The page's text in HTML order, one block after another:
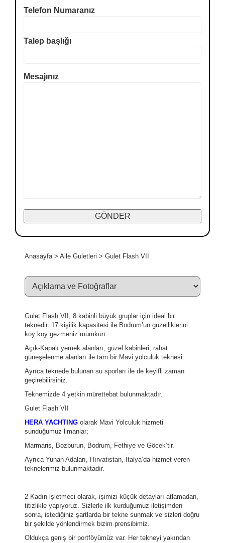
Telefon Numaranız
Talep başlığı
Mesajınız
Anasayfa>Aile Guletleri>Gulet Flash VII
Gulet Flash VII, 8 kabinli büyük gruplar için ideal bir
teknedir. 17 kişilik kapasitesi ile Bodrum’un güzelliklerini
koy koy gezmeniz mümkün.
Açık-Kapalı yemek alanları, güzel kabinleri, rahat
güneşelenme alanları ile tam bir Mavi yolculuk teknesi.
Ayrıca teknede bulunan su sporları ile de keyifli zaman
geçirebilirsiniz.
Teknemizde 4 yetkin mürettebat bulunmaktadır.
Gulet Flash VII
HERA YACHTING olarak Mavi Yolculuk hizmeti
sunduğumuz limanlar;
Marmaris, Bozburun, Bodrum, Fethiye ve Göcek’tir.
Ayrıca Yunan Adaları, Hırvatistan, İtalya’da hizmet veren
teknelerimiz bulunmaktadır.
2 Kadın işletmeci olarak, işimizi küçük detayları atlamadan,
titizlikle yapıyoruz. Sizlerle ilk kurduğumuz iletişimden
sonra, istediğiniz şartlarda bir tekne sunmak ve sizleri doğru
bir şekilde yönlendirmek bizim prensibimiz.
Oldukça geniş bir portföyümüz var. Her tekneyi yakından